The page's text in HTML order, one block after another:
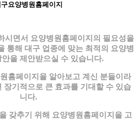
요양병원홈페이지
시면서 요양병원홈페이지의 필요성을
통해 대구 업종에 맞는 최적의 요양병
을 제안받으실 수 있습니다.
홈페이지을 알아보고 계신 분들이라
장기적으로 큰 효과를 기대할 수 있습
니다.
갖추기 위해 요양병원홈페이지을 고